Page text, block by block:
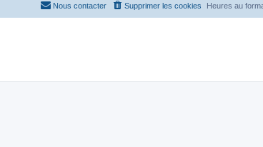
Heures au
Supprimer les cookies
Nous contacter